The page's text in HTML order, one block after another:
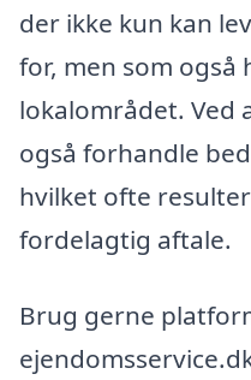
der ikke kun kan
for, men som også
lokalområdet. Ved
også forhandle
hvilket ofte
fordelagtig aftale.
Brug gerne